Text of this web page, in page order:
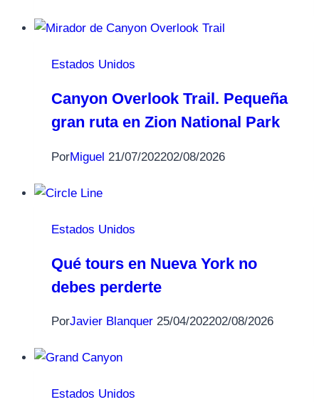
Estados Unidos
Canyon Overlook Trail. Pequeña
gran ruta en Zion National Park
PorMiguel 21/07/202202/08/2026
Estados Unidos
Qué tours en Nueva York no
debes perderte
PorJavier Blanquer 25/04/202202/08/2026
Estados Unidos